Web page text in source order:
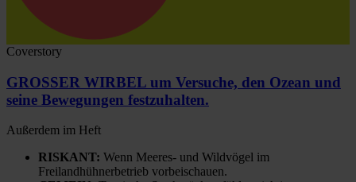
Coverstory
GROSSER WIRBEL um Versuche, den Ozean und
seine Bewegungen festzuhalten.
Außerdem im Heft
RISKANT: Wenn Meeres- und Wildvögel im
Freilandhühnerbetrieb vorbeischauen.